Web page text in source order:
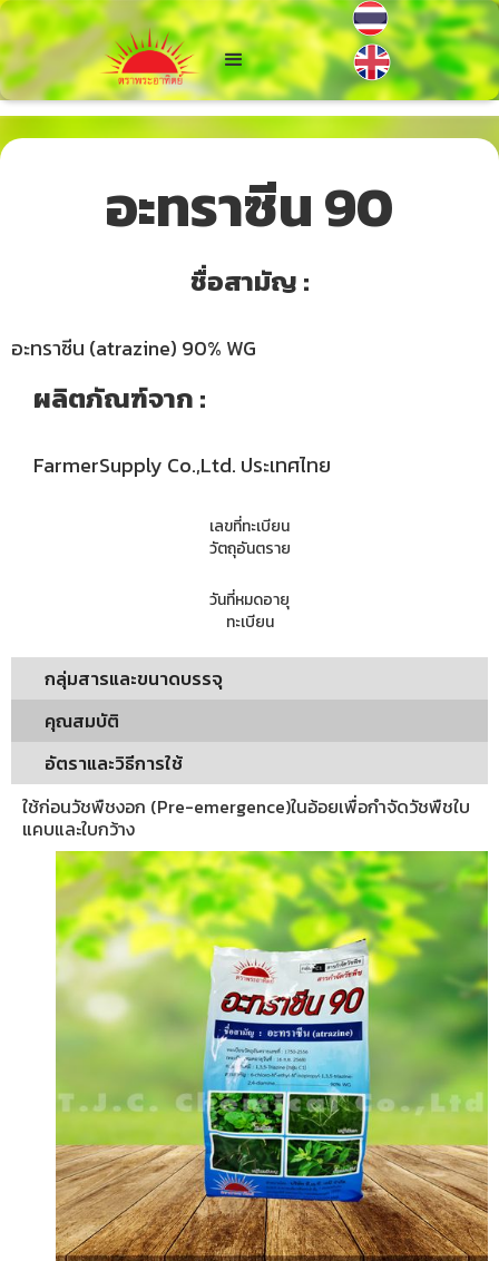
อะทราซีน 90
ชื่อสามัญ :
อะทราซีน (atrazine) 90% WG
ผลิตภัณฑ์จาก :
FarmerSupply Co.,Ltd. ประเทศไทย
เลขที่ทะเบียน
วัตถุอันตราย
วันที่หมดอายุ
ทะเบียน
กลุ่มสารและขนาดบรรจุ
คุณสมบัติ
อัตราและวิธีการใช้
ใช้ก่อนวัชพืชงอก (Pre-emergence)ในอ้อยเพื่อกำจัดวัชพืชใบ
แคบและใบกว้าง